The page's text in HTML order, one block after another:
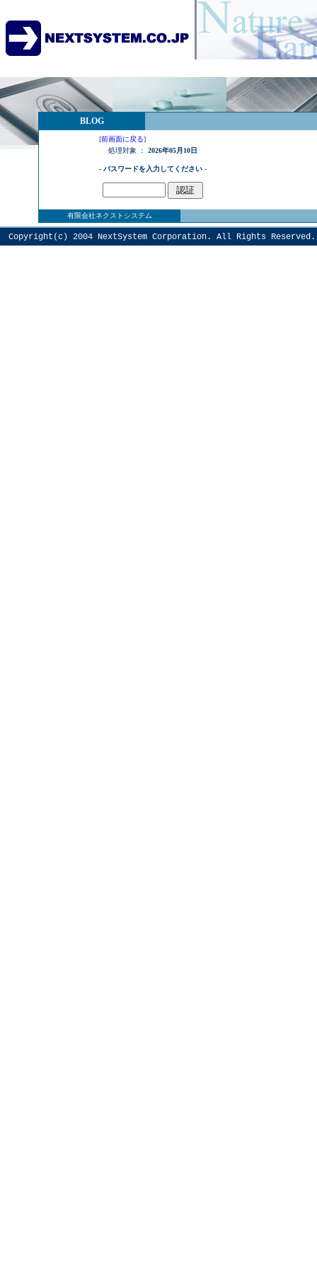
BLOG
[前画面に戻る]
処理対象 ： 2026年05月10日
- パスワードを入力してください -
有限会社ネクストシステム
Copyright(c) 2004 NextSystem Corporation. All Rights Reserved.